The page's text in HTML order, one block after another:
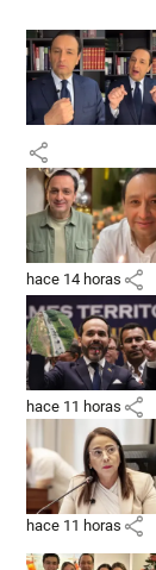
share
hace 14 horas share
hace 11 horas share
hace 11 horas share